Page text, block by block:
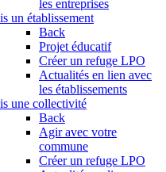
les entreprises
un établissement
Back
Projet éducatif
Créer un refuge LPO
Actualités en lien avec
les établissements
une collectivité
Back
Agir avec votre
commune
Créer un refuge LPO